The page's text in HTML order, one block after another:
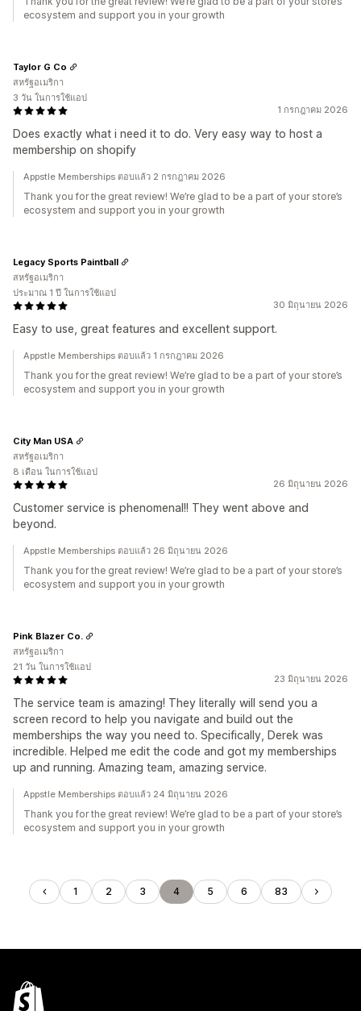
ecosystem and support you in your growth
1 กรกฎาคม 2026
Does exactly what i need it to do. Very easy way to host a
membership on shopify
Taylor G Co
สหรัฐอเมริกา
3 วัน ในการใช้แอป
Appstle Memberships ตอบแล้ว 2 กรกฎาคม 2026
Thank you for the great review! We’re glad to be a part of your store’s
ecosystem and support you in your growth
30 มิถุนายน 2026
Easy to use, great features and excellent support.
Legacy Sports Paintball
สหรัฐอเมริกา
ประมาณ 1 ปี ในการใช้แอป
Appstle Memberships ตอบแล้ว 1 กรกฎาคม 2026
Thank you for the great review! We’re glad to be a part of your store’s
ecosystem and support you in your growth
26 มิถุนายน 2026
Customer service is phenomenal!! They went above and
beyond.
City Man USA
สหรัฐอเมริกา
8 เดือน ในการใช้แอป
Appstle Memberships ตอบแล้ว 26 มิถุนายน 2026
Thank you for the great review! We’re glad to be a part of your store’s
ecosystem and support you in your growth
23 มิถุนายน 2026
The service team is amazing! They literally will send you a
screen record to help you navigate and build out the
memberships the way you need to. Specifically, Derek was
incredible. Helped me edit the code and got my memberships
up and running. Amazing team, amazing service.
Pink Blazer Co.
สหรัฐอเมริกา
21 วัน ในการใช้แอป
Appstle Memberships ตอบแล้ว 24 มิถุนายน 2026
Thank you for the great review! We’re glad to be a part of your store’s
ecosystem and support you in your growth
1 2 3 4 5 6 83